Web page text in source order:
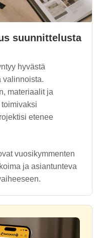
suunnittelusta
hyvästä
valinnoista.
materiaalit ja
etenee
vuosikymmenten
ja asiantunteva